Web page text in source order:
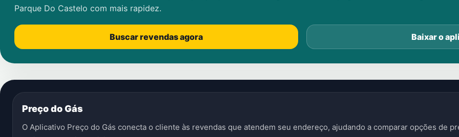
Parque Do Castelo com mais rapidez.
Buscar revendas agora Baixar o
Preço do Gás
O Aplicativo Preço do Gás conecta o cliente às revendas que atendem seu endereço, ajudando a comparar opções de